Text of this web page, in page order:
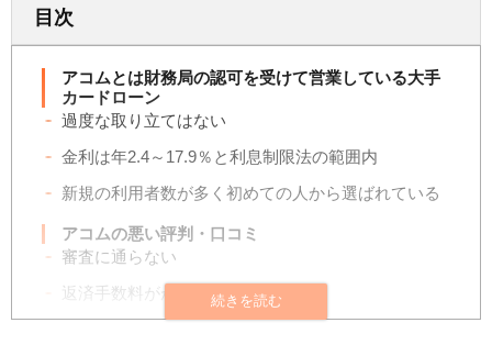
目次
アコムとは財務局の認可を受けて営業している大手
カードローン
過度な取り立てはない
金利は年2.4～17.9％と利息制限法の範囲内
新規の利用者数が多く初めての人から選ばれている
アコムの悪い評判・口コミ
審査に通らない
返済手数料がかかる